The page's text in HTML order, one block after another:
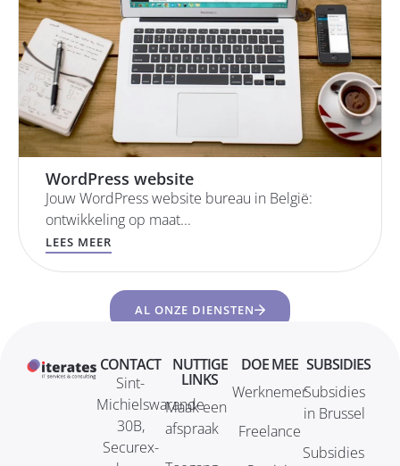
WordPress website
Jouw WordPress website bureau in België:
ontwikkeling op maat...
LEES MEER
AL ONZE DIENSTEN
CONTACT
Sint-
Michielswarande
30B,
Securex-
NUTTIGE
LINKS
Maak een
afspraak
DOE MEE
Werknemer
Freelance
SUBSIDIES
Subsidies
in Brussel
Subsidies